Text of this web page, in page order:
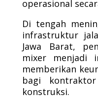
operasional
Di tengah
infrastruktur
Jawa Barat,
mixer menjadi
memberikan
bagi
konstruksi.